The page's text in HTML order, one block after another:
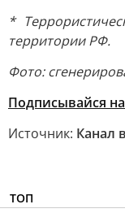
*
территории РФ.
Фото:
Подписывайся
Источник: Канал
ТОП